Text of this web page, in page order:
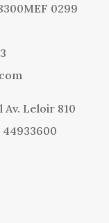
0299
Leloir 810
44933600